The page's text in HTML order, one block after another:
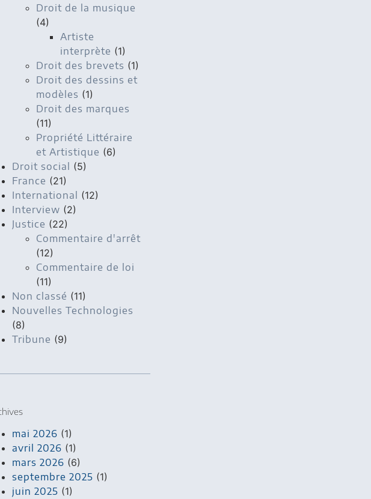
Droit de la musique
(4)
Artiste
interprète (1)
Droit des brevets (1)
Droit des dessins et
modèles (1)
Droit des marques
(11)
Propriété Littéraire
et Artistique (6)
Droit social (5)
France (21)
International (12)
Interview (2)
Justice (22)
Commentaire d'arrêt
(12)
Commentaire de loi
(11)
Non classé (11)
Nouvelles Technologies
(8)
Tribune (9)
mai 2026 (1)
avril 2026 (1)
mars 2026 (6)
septembre 2025 (1)
juin 2025 (1)